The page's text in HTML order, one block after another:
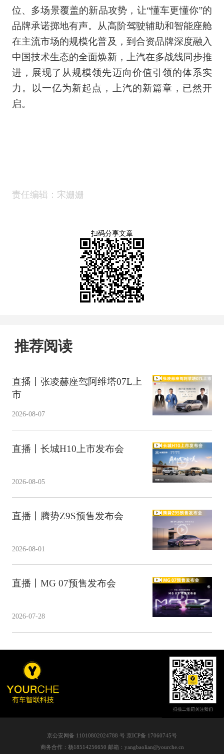
位、多场景覆盖的新品攻势，让“懂车更懂你”的
品牌承诺掷地有声。从高阶驾驶辅助和智能座舱
在主流市场的规模化普及，到合资品牌深度融入
中国技术生态的全面焕新，上汽在多战线同步推
进，展现了从规模领先迈向价值引领的体系实
力。以一亿为新起点，上汽的新篇章，已然开
启。
责任编辑：宋姗姗
扫码分享文章
推荐阅读
直播丨张凌赫座驾阿维塔07L上
市
2026-08-07
直播丨长城H10上市发布会
2026-08-05
直播丨腾势Z9S预售发布会
2026-08-01
直播丨MG 07预售发布会
2026-07-28
京公安网备 11010802024788 号 京ICP备 17060745号
商务合作：杨18514256650 邮箱：yangbaolian@yourche.cn